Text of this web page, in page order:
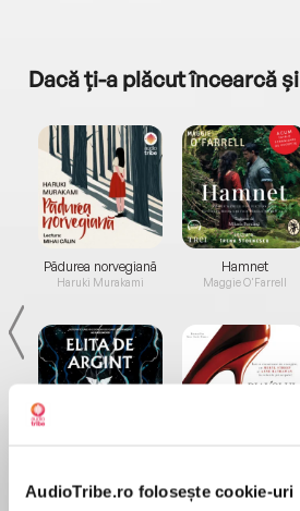
AudioTribe.ro folosește cookie-uri
Dacă ți-a plăcut încearcă și
Pădurea norvegiană
Haruki Murakami
de...
Dani Francis
Hamnet
Maggie O'Farrell
la...
Lauren Weisberger